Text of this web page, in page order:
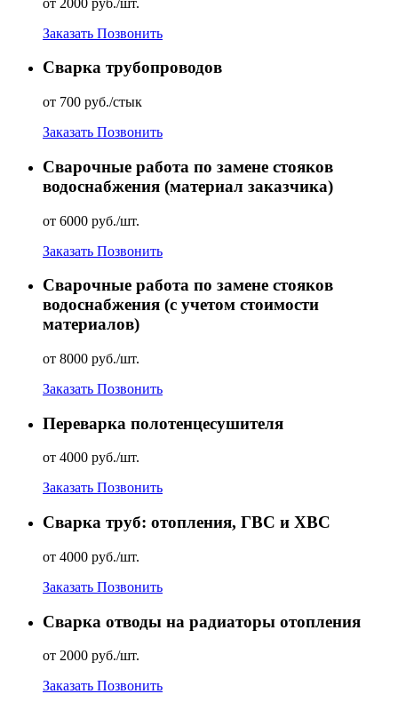
Заказать Позвонить
Сварка трубопроводов
от 700 руб./стык
Заказать Позвонить
Сварочные работа по замене стояков
водоснабжения (материал заказчика)
от 6000 руб./шт.
Заказать Позвонить
Сварочные работа по замене стояков
водоснабжения (с учетом стоимости
материалов)
от 8000 руб./шт.
Заказать Позвонить
Переварка полотенцесушителя
от 4000 руб./шт.
Заказать Позвонить
Сварка труб: отопления, ГВС и ХВС
от 4000 руб./шт.
Заказать Позвонить
Сварка отводы на радиаторы отопления
от 2000 руб./шт.
Заказать Позвонить